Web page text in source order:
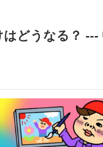
どうなる？ ---